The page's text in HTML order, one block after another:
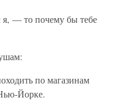
— то почему бы тебе
по магазинам
Йорке.